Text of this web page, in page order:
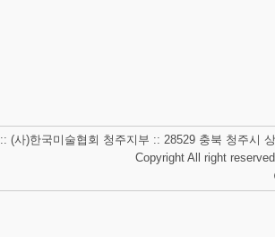
:: (사)한국미술협회 청주지부 :: 28529 충북 청주시
Copyright All right